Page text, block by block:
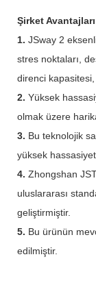
Şirket Avantajları
1. JSway 2
stres noktaları,
direnci
2. Yüksek
olmak üzere
3. Bu teknolojik
yüksek
4. Zhongshan
uluslararası
geliştirmiştir.
5. Bu ürünün
edilmiştir.